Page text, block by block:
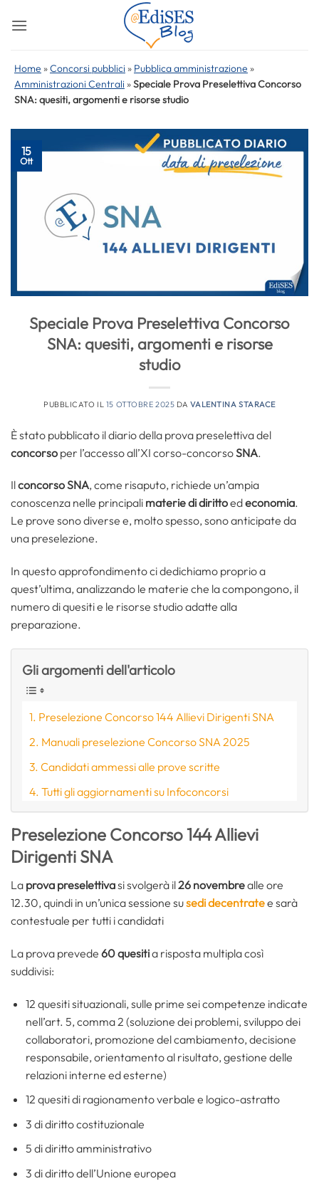
Home »Concorsi pubblici » Pubblica amministrazione »
Amministrazioni Centrali »Speciale Prova Preselettiva Concorso
SNA: quesiti, argomenti e risorse studio
15
Ott
Speciale Prova Preselettiva Concorso
SNA: quesiti, argomenti e risorse
studio
PUBBLICATO IL 15 OTTOBRE 2025 DAVALENTINA STARACE
È stato pubblicato il diario della prova preselettiva del
concorso per l’accesso all’XI corso-concorsoSNA.
Ilconcorso SNA, come risaputo, richiede un’ampia
conoscenza nelle principali materie di dirittoedeconomia.
Le prove sono diverse e, molto spesso, sono anticipate da
una preselezione.
In questo approfondimento ci dedichiamo proprio a
quest’ultima, analizzando le materie che la compongono, il
numero di quesiti e le risorse studio adatte alla
preparazione.
Gli argomenti dell'articolo
Preselezione Concorso 144 Allievi Dirigenti SNA
Manuali preselezione Concorso SNA 2025
Candidati ammessi alle prove scritte
Tutti gli aggiornamenti su Infoconcorsi
Preselezione Concorso 144 Allievi
Dirigenti SNA
La prova preselettivasi svolgerà il26 novembrealle ore
12.30, quindi in un’unica sessione susedi decentratee sarà
contestuale per tutti i candidati
La prova prevede 60 quesitia risposta multipla così
suddivisi:
12 quesiti situazionali, sulle prime sei competenze indicate
nell’art. 5, comma 2 (soluzione dei problemi, sviluppo dei
collaboratori, promozione del cambiamento, decisione
responsabile, orientamento al risultato, gestione delle
relazioni interne ed esterne)
12 quesiti di ragionamento verbale e logico-astratto
3 di diritto costituzionale
5 di diritto amministrativo
3 di diritto dell’Unione europea